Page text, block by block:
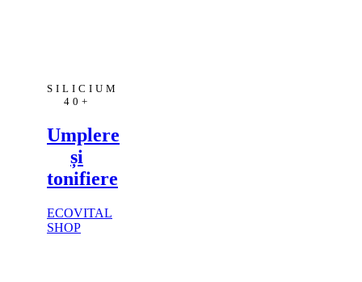
SILICIUM
40+
Umplere
și
tonifiere
ECOVITAL
SHOP